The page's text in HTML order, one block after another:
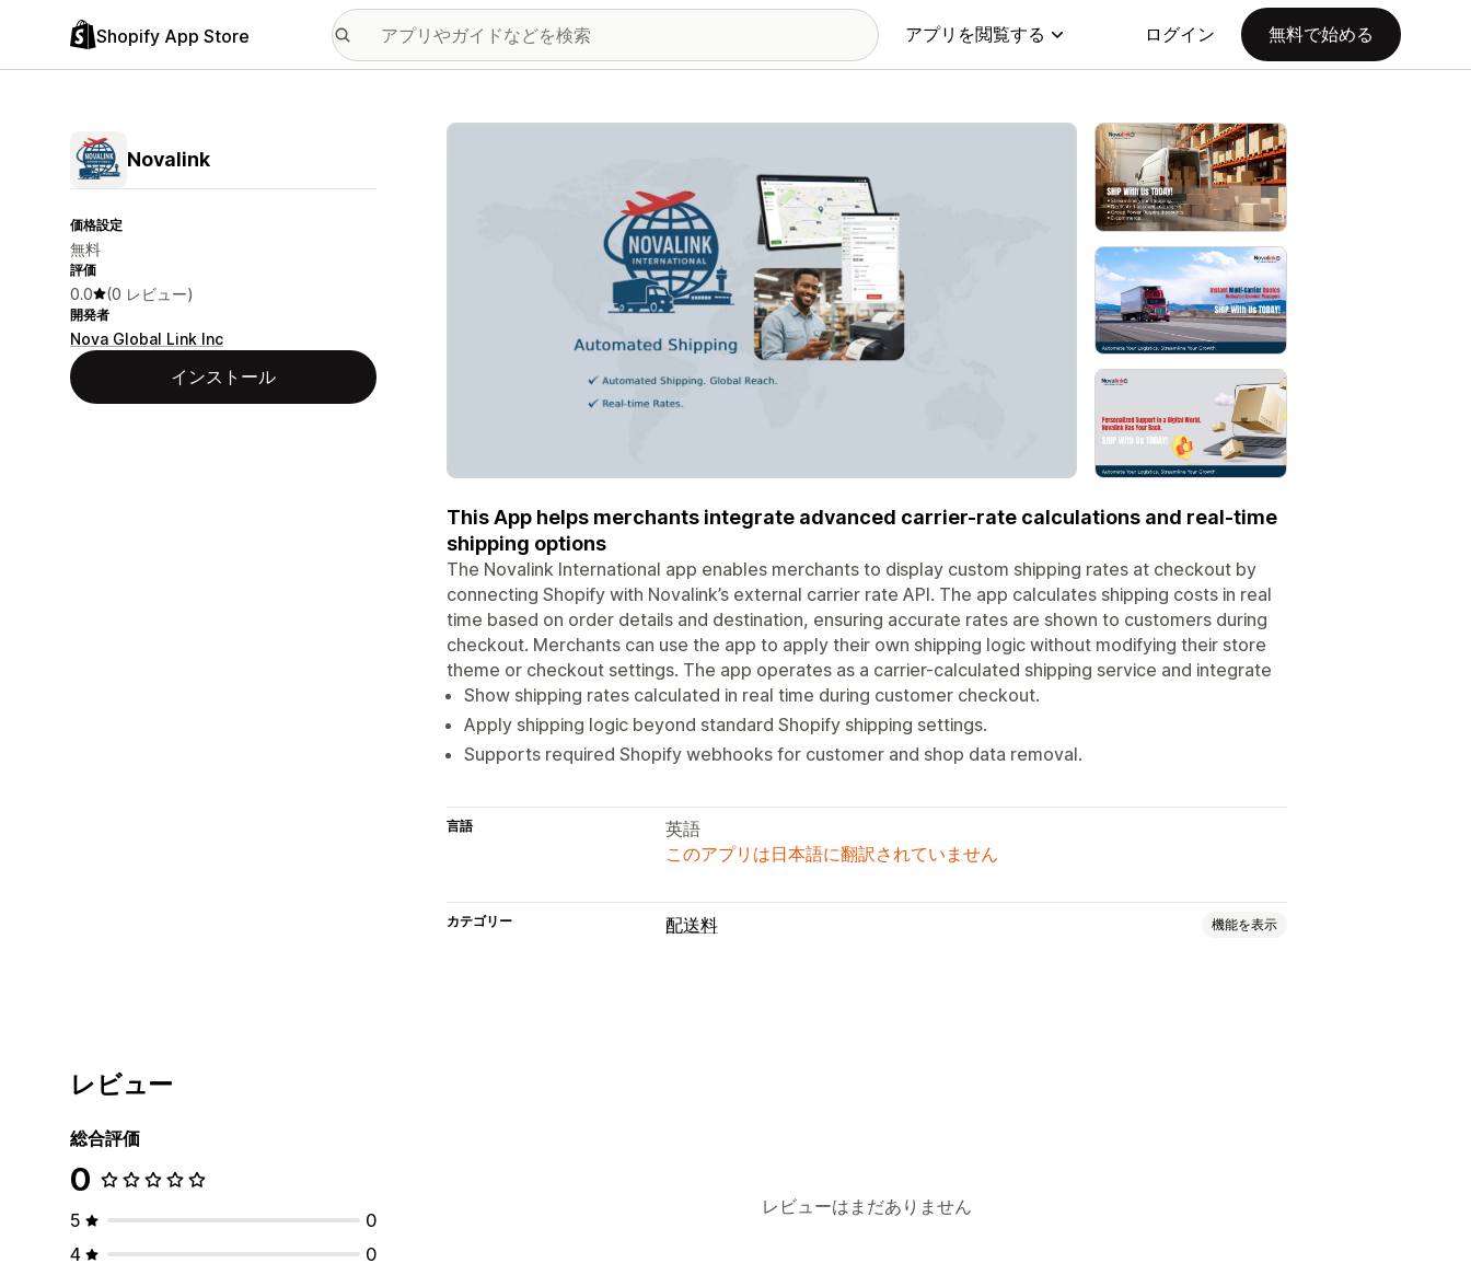
Shopify App Store アプリを閲覧する ログイン 無料で始める
Novalink
価格設定
無料
評価
0.0 (0 レビュー)
開発者
Nova Global Link Inc
インストール
特集の画像ギャラリー
This App helps merchants integrate advanced carrier-rate calculations and real-time
shipping options
The Novalink International app enables merchants to display custom shipping rates at checkout by
connecting Shopify with Novalink’s external carrier rate API. The app calculates shipping costs in real
time based on order details and destination, ensuring accurate rates are shown to customers during
checkout. Merchants can use the app to apply their own shipping logic without modifying their store
theme or checkout settings. The app operates as a carrier-calculated shipping service and integrate
Show shipping rates calculated in real time during customer checkout.
Apply shipping logic beyond standard Shopify shipping settings.
Supports required Shopify webhooks for customer and shop data removal.
言語
英語
このアプリは日本語に翻訳されていません
カテゴリー 配送料 機能を表示
レビュー
総合評価
0
5
0
4
0
レビューはまだありません